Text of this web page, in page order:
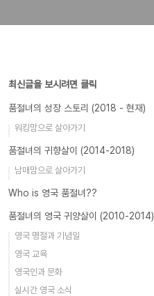
최신글을 보시려면 클릭
품절녀의 성장 스토리 (2018 - 현재)
워킹맘으로 살아가기
품절녀의 귀향살이 (2014-2018)
남매맘으로 살아가기
Who is 영국 품절녀??
품절녀의 영국 귀양살이 (2010-2014)
영국 명절과 기념일
영국 교육
영국인과 문화
실시간 영국 소식